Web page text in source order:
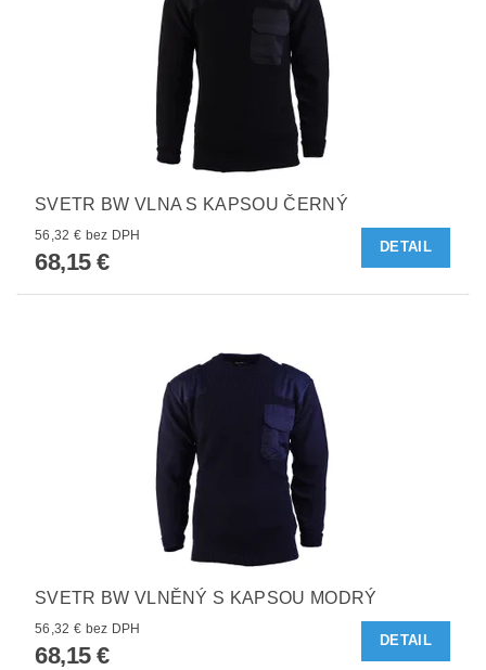
SVETR BW VLNA S KAPSOU ČERNÝ
56,32 € bez DPH
68,15 €
DETAIL
SVETR BW VLNĚNÝ S KAPSOU MODRÝ
56,32 € bez DPH
68,15 €
DETAIL